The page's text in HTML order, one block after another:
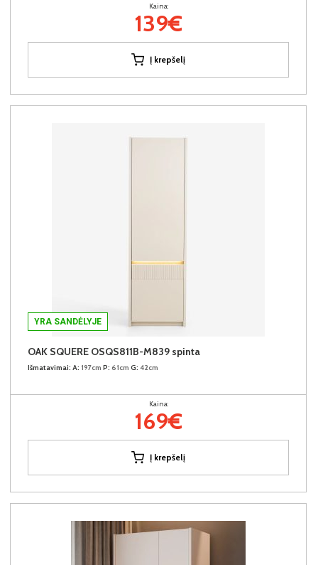
Kaina:
139€
Į krepšelį
YRA SANDĖLYJE
OAK SQUERE OSQS811B-M839 spinta
Išmatavimai: A: 197cm P: 61cm G: 42cm
Kaina:
169€
Į krepšelį